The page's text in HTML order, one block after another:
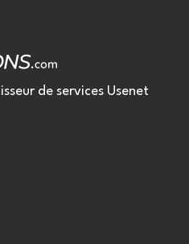
de services Usenet